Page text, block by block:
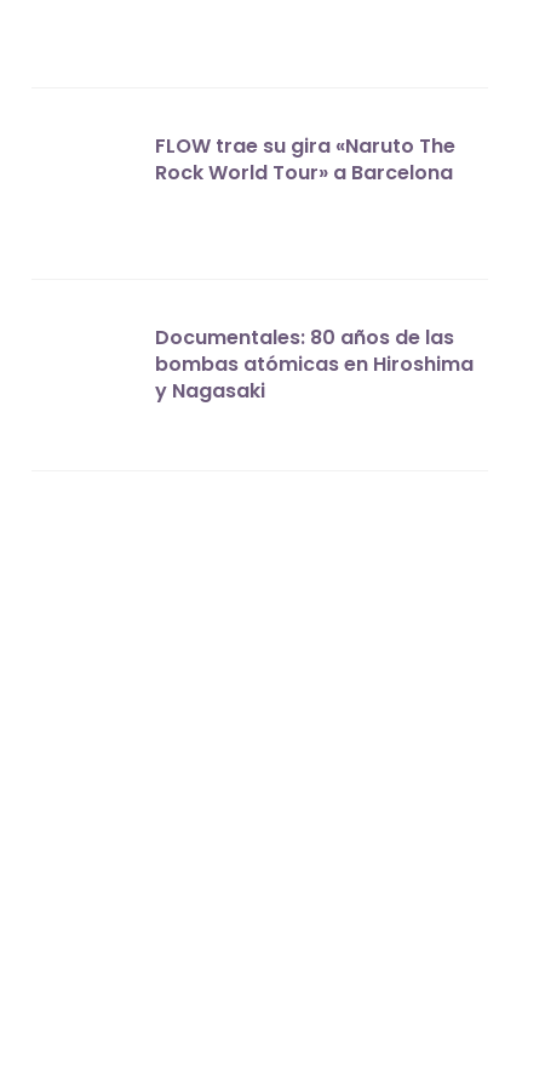
FLOW trae su gira «Naruto The
Rock World Tour» a Barcelona
Documentales: 80 años de las
bombas atómicas en Hiroshima
y Nagasaki